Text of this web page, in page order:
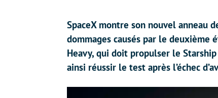
SpaceX montre son nouvel anneau
dommages causés par le deuxième
Heavy, qui doit propulser le
ainsi réussir le test après l’échec